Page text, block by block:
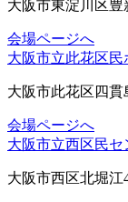
大阪市東淀川区豊
会場ページへ
大阪市立此花区民
大阪市此花区四貫
会場ページへ
大阪市立西区民セ
大阪市西区北堀江